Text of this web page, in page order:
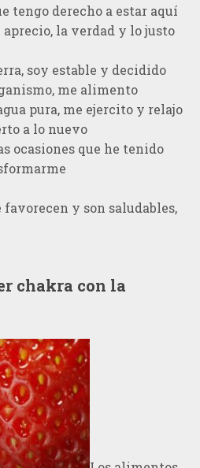
tengo derecho a estar aquí
aprecio, la verdad y lo justo
soy estable y decidido
me alimento
pura, me ejercito y relajo
a lo nuevo
ocasiones que he tenido
y son saludables,
chakra con la